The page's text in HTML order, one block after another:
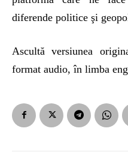
diferende politice şi
Ascultă versiunea
format audio, în limba